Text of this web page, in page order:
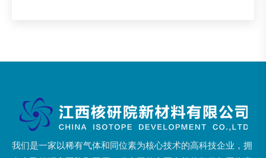
我们是一家以稀有气体和同位素为核心技术的高科技企业，拥